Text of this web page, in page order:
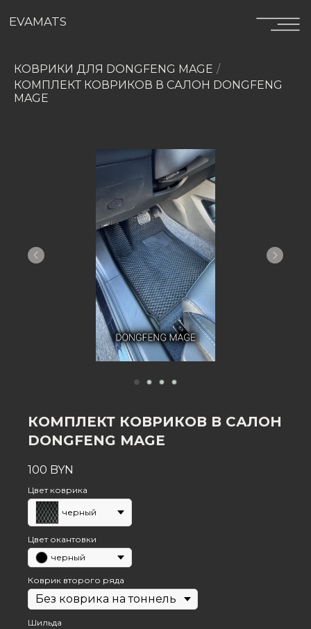
EVAMATS
КОВРИКИ ДЛЯ DONGFENG MAGE /
КОМПЛЕКТ КОВРИКОВ В САЛОН DONGFENG
MAGE
КОМПЛЕКТ КОВРИКОВ В САЛОН
DONGFENG MAGE
100 BYN
Цвет коврика
черный
Цвет окантовки
черный
Коврик второго ряда
Шильда
Готовые коврики в салоне